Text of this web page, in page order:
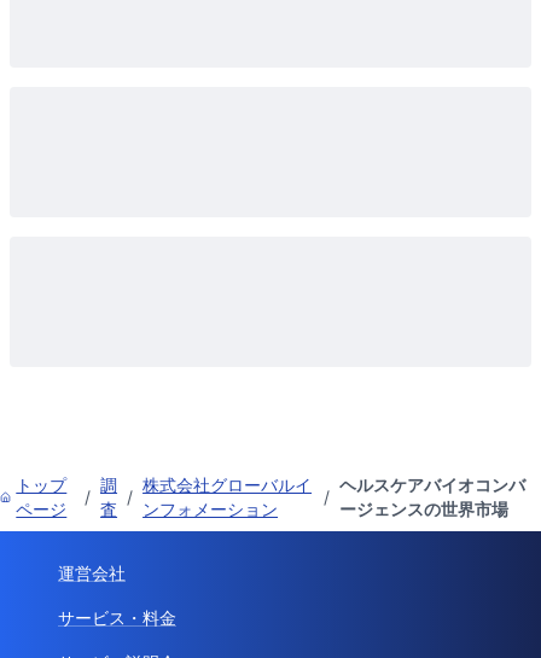
トップ
ページ
/
調
査
/
株式会社グローバルイ
ンフォメーション
/
ヘルスケアバイオコンバ
ージェンスの世界市場
運営会社
サービス・料金